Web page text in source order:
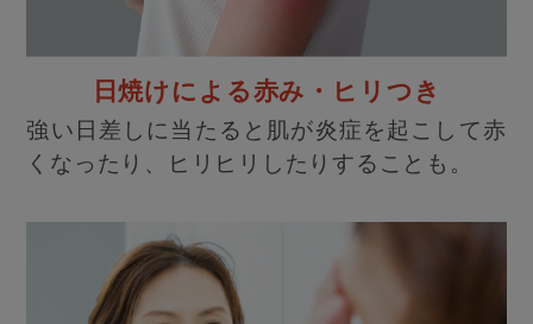
日焼けによる赤み・ヒリつき
強い日差しに当たると肌が炎症を起こして赤
くなったり、ヒリヒリしたりすることも。